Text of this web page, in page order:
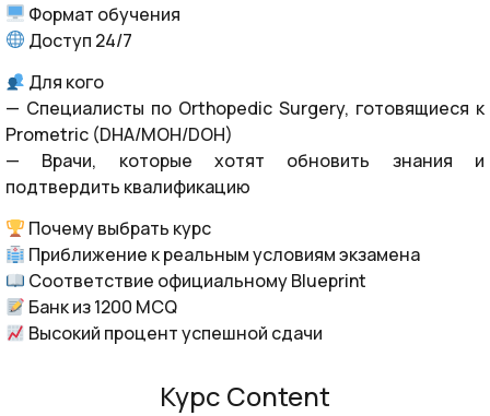
Формат обучения
Доступ 24/7
Для кого
— Специалисты по Orthopedic Surgery, готовящиеся к
Prometric (DHA/MOH/DOH)
— Врачи, которые хотят обновить знания и
подтвердить квалификацию
Почему выбрать курс
Приближение к реальным условиям экзамена
Соответствие официальному Blueprint
Банк из 1200 MCQ
Высокий процент успешной сдачи
Курс Content